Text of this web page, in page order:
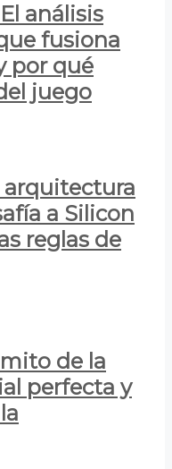
análisis
fusiona
por qué
juego
arquitectura
a Silicon
reglas de
de la
perfecta y